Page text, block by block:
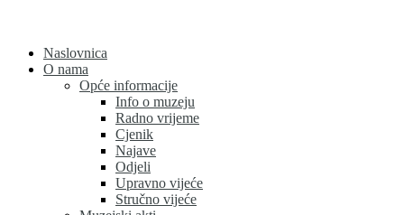
contentNaslovnica
O nama
Opće informacije
Info o muzeju
Radno vrijeme
Cjenik
Najave
Odjeli
Upravno vijeće
Stručno vijeće